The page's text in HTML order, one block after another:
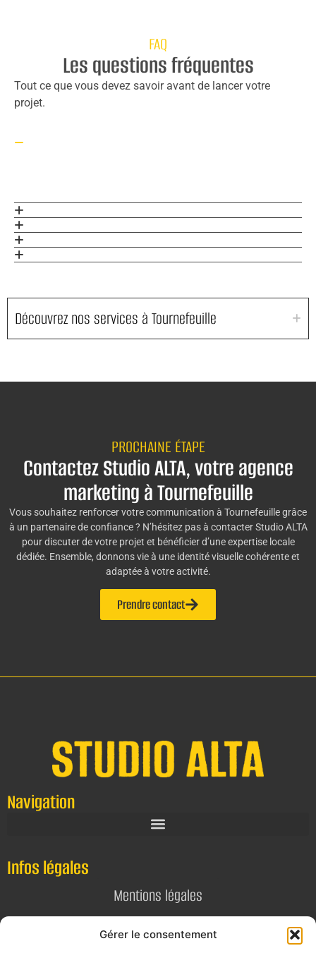
Gérer le consentement
FAQ
Les questions fréquentes
Tout ce que vous devez savoir avant de lancer votre
projet.
Découvrez nos services à Tournefeuille
PROCHAINE ÉTAPE
Contactez Studio ALTA, votre agence
marketing à Tournefeuille
Vous souhaitez renforcer votre communication à Tournefeuille grâce
à un partenaire de confiance ? N’hésitez pas à contacter Studio ALTA
pour discuter de votre projet et bénéficier d’une expertise locale
dédiée. Ensemble, donnons vie à une identité visuelle cohérente et
adaptée à votre activité.
Prendre contact
Navigation
Infos légales
Mentions légales
Politique de confidentialité